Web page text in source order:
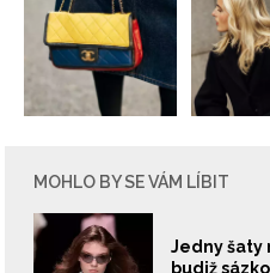
MOHLO BY SE VÁM LÍBIT
Jedny šaty
budiž